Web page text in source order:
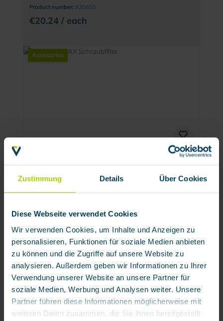
Zustimmung Details Über Cookies
Diese Webseite verwendet Cookies
Wir verwenden Cookies, um Inhalte und Anzeigen zu
personalisieren, Funktionen für soziale Medien anbieten
zu können und die Zugriffe auf unsere Website zu
analysieren. Außerdem geben wir Informationen zu Ihrer
Verwendung unserer Website an unsere Partner für
soziale Medien, Werbung und Analysen weiter. Unsere
Partner führen diese Informationen möglicherweise mit
weiteren Daten zusammen, die Sie ihnen bereitgestellt
Product number: 920650
€20.24 / each
Accesories
Product number:
Accesories